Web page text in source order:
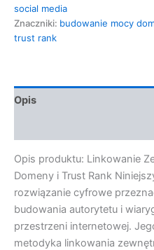
social media
Znaczniki: budowanie mocy
trust rank
Opis
Opis produktu: Linkowanie
Domeny i Trust Rank
rozwiązanie cyfrowe
budowania autorytetu i
przestrzeni internetowej.
metodyka linkowania